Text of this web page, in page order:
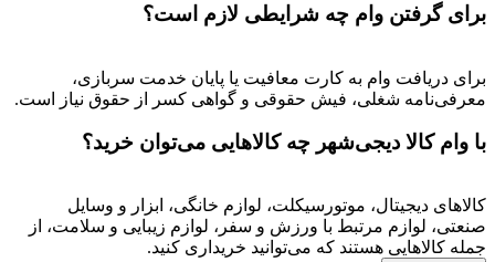
برای گرفتن وام چه شرایطی لازم است؟
برای دریافت وام به کارت معافیت یا پایان خدمت سربازی،
معرفی‌نامه شغلی، فیش حقوقی و گواهی کسر از حقوق نیاز است.
با وام کالا دیجی‌شهر چه کالاهایی می‌توان خرید؟
کالاهای دیجیتال، موتورسیکلت، لوازم خانگی، ابزار و وسایل
صنعتی، لوازم مرتبط با ورزش و سفر، لوازم زیبایی و سلامت، از
جمله کالاهایی هستند که می‌توانید خریداری کنید.